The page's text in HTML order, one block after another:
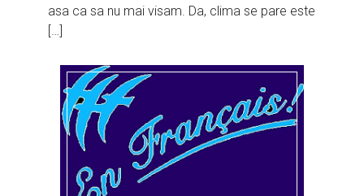
asa ca sa nu mai visam. Da, clima se pare este
[…]